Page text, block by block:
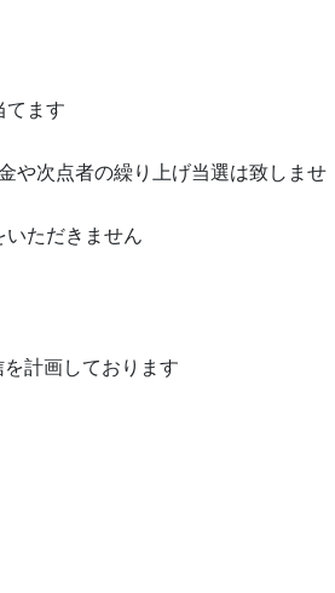
てます
や次点者の繰り上げ当選は致しませ
いただきません
計画しております